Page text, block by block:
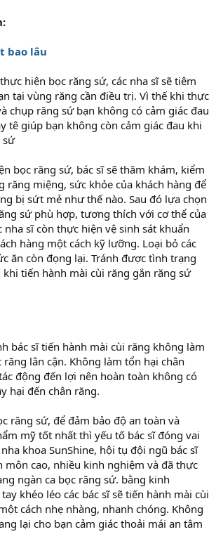
bao lâu
hiện bọc răng sứ, các nha sĩ sẽ tiêm
tại vùng răng cần điều trị. Vì thế khi thực
chụp răng sứ bạn không có cảm giác đau
tê giúp bạn không còn cảm giác đau khi
sứ
bọc răng sứ, bác sĩ sẽ thăm khám, kiểm
răng miệng, sức khỏe của khách hàng để
bị sứt mẻ như thế nào. Sau đó lựa chọn
sứ phù hợp, tương thích với cơ thể của
sĩ còn thực hiện vệ sinh sát khuẩn
hàng một cách kỹ lưỡng. Loại bỏ các
ăn còn đọng lại. Tránh được tình trạng
tiến hành mài cùi răng gắn răng sứ
bác sĩ tiến hành mài cùi răng không làm
lân cận. Không làm tổn hại chân
động đến lợi nên hoàn toàn không có
hại đến chân răng.
răng sứ, để đảm bảo độ an toàn và
mỹ tốt nhất thì yếu tố bác sĩ đóng vai
khoa SunShine, hội tụ đội ngũ bác sĩ
môn cao, nhiều kinh nghiệm và đã thực
ngàn ca bọc răng sứ. bằng kinh
khéo léo các bác sĩ sẽ tiến hành mài cùi
cách nhẹ nhàng, nhanh chóng. Không
lại cho bạn cảm giác thoải mái an tâm